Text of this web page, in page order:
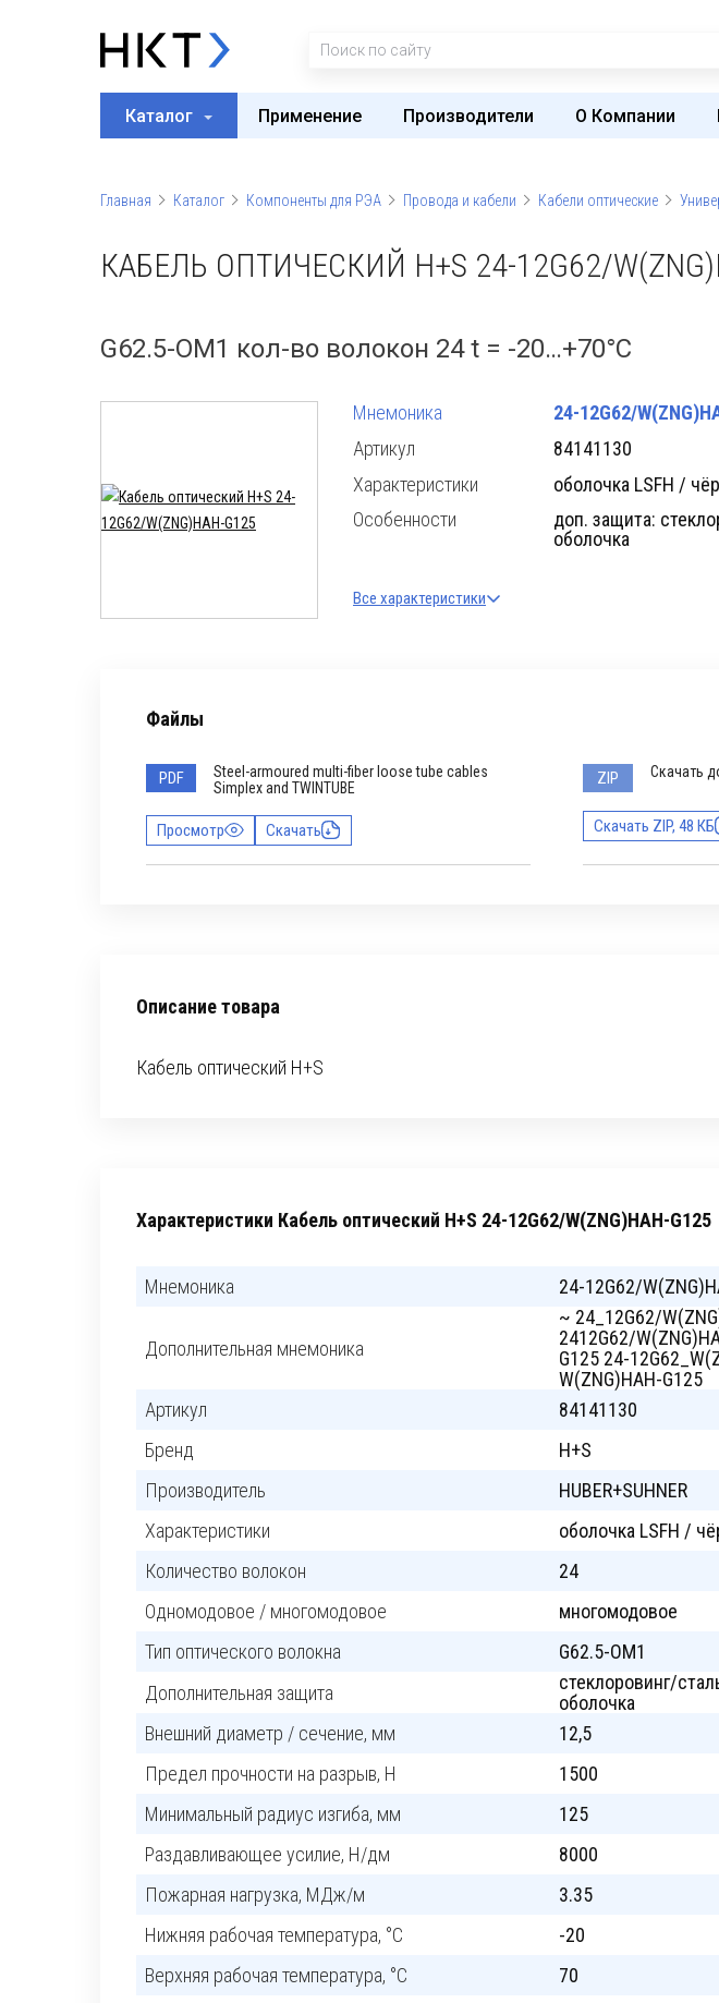
Каталог Применение Производители О Компании
Главная Каталог Компоненты для РЭА Провода и кабели Кабели оптические
КАБЕЛЬ ОПТИЧЕСКИЙ H+S 24-12G62/
G62.5-OM1 кол-во волокон 24 t = -20…+70°C
Мнемоника
24-12G62/
Артикул
84141130
Характеристики
оболочка LSFH /
Особенности
доп. защита:
оболочка
Все характеристики
Файлы
PDF
Steel-armoured multi-fiber loose tube cables
Simplex and TWINTUBE
Просмотр Скачать
ZIP Скачать
Скачать ZIP, 48 КБ
Описание товара
Кабель оптический H+S
Характеристики Кабель оптический H+S 24-12G62/W(ZNG)HAH-G125
Мнемоника 24-12G62/
Дополнительная мнемоника
~ 24_12G62/
2412G62/
G125 24-
W(ZNG)HAH-G125
Артикул
84141130
Бренд
H+S
Производитель
HUBER+SUHNER
Характеристики
оболочка LSFH /
Количество волокон
24
Одномодовое / многомодовое
многомодовое
Тип оптического волокна
G62.5-OM1
Дополнительная защита
стеклоровинг/
оболочка
Внешний диаметр / сечение, мм
12,5
Предел прочности на разрыв, H
1500
Минимальный радиус изгиба, мм
125
Раздавливающее усилие, Н/дм
8000
Пожарная нагрузка, МДж/м
3.35
Нижняя рабочая температура, °C
-20
Верхняя рабочая температура, °C
70